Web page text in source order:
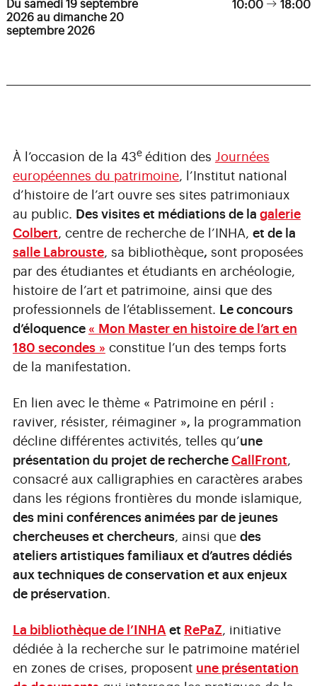
Du samedi 19 septembre
2026 au dimanche 20
septembre 2026
10:00 18:00
À l’occasion de la 43e édition des Journées
européennes du patri­moine, l’Institut national
d’histoire de l’art ouvre ses sites patrimoniaux
au public. Des visites et média­tions de la galerie
Colbert, centre de recherche de l’INHA, et de la
salle Labrouste, sa bibliothèque, sont proposées
par des étudiantes et étudiants en archéologie,
histoire de l’art et patrimoine, ainsi que des
professionnels de l’établissement. Le concours
d’éloquence « Mon Master en histoire de l’art en
180 secondes » constitue l’un des temps forts
de la manifestation.
En lien avec le thème « Patrimoine en péril :
raviver, résister, réimaginer », la programmation
décline différentes activités, telles qu’une
présentation du projet de recherche CallFront,
consacré aux calligraphies en caractères arabes
dans les régions frontières du monde islamique,
des mini conférences animées par de jeunes
chercheuses et chercheurs, ainsi que des
ateliers artistiques familiaux et d’autres dédiés
aux techniques de conservation et aux enjeux
de préservation.
La bibliothèque de l’INHA et RePaZ, initiative
dédiée à la recherche sur le patrimoine matériel
en zones de crises, proposent une présentation